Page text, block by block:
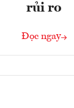
rủi ro
Đọc ngay